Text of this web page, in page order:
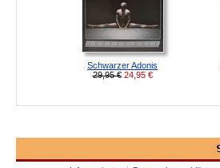
Schwarzer Adonis
29,95 € 24,95 €